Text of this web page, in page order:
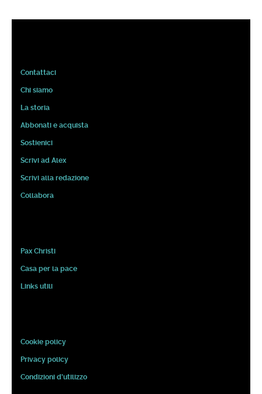
Contattaci
Chi siamo
La storia
Abbonati e acquista
Sostienici
Scrivi ad Alex
Scrivi alla redazione
Collabora
Pax Christi
Casa per la pace
Links utili
Cookie policy
Privacy policy
Condizioni d'utilizzo